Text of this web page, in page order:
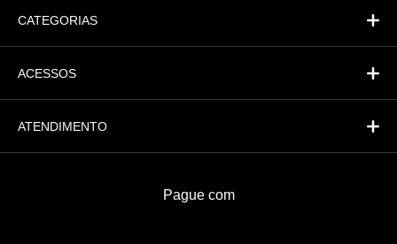
CATEGORIAS
ACESSOS
ATENDIMENTO
Pague com